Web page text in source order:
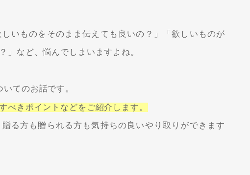
いものをそのまま伝えても良いの？」「欲しいものが
」など、悩んでしまいますよね。
いてのお話です。
べきポイントなどをご紹介します。
る方も贈られる方も気持ちの良いやり取りができます